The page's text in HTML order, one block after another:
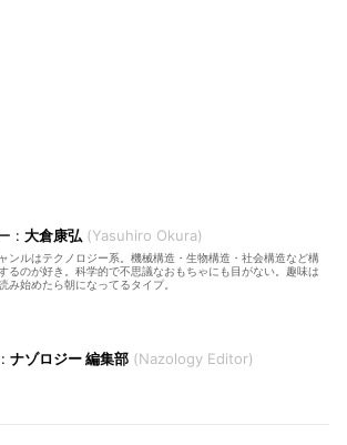
大倉康弘 Yasuhiro Okura
ンルはテクノロジー系。機械構造・生物構造・社会構造など構
るのが好き。科学的で不思議なおもちゃにも目がない。趣味は
み始めたら朝になってるタイプ。
ナゾロジー 編集部 Nazology Editor